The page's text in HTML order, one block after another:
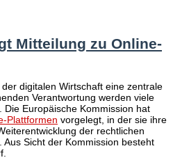
Mitteilung zu Online-
digitalen Wirtschaft eine zentrale
Verantwortung werden viele
Europäische Kommission hat
Plattformen vorgelegt, in der sie ihre
der rechtlichen
Sicht der Kommission besteht